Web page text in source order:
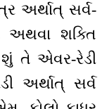
અર્થાત્ સર્વ-
શક્તિ
તે એવર-રેડી
અર્થાત્ સર્વ